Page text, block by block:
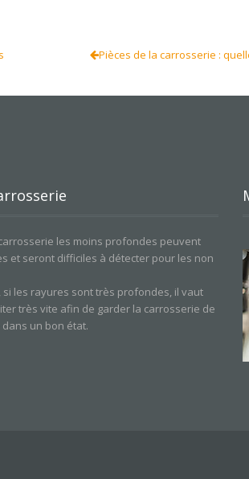
Pièces de la carrosserie :
les moins profondes peuvent
et seront difficiles à détecter pour les non
si les rayures sont très profondes, il vaut
très vite afin de garder la carrosserie de
un bon état.